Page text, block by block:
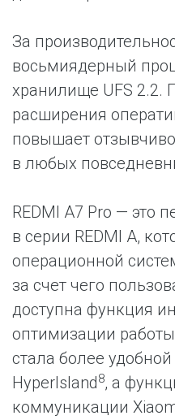
За
восьмиядерный
хранилище UFS 2.2.
расширения
повышает
в любых
REDMI A7 Pro — это
в серии REDMI A,
операционной
за счет чего
доступна функция
оптимизации
стала более
HyperIsland8, а
коммуникации